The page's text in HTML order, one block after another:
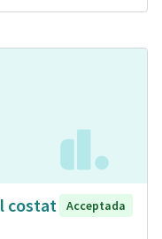
costat
Acceptada